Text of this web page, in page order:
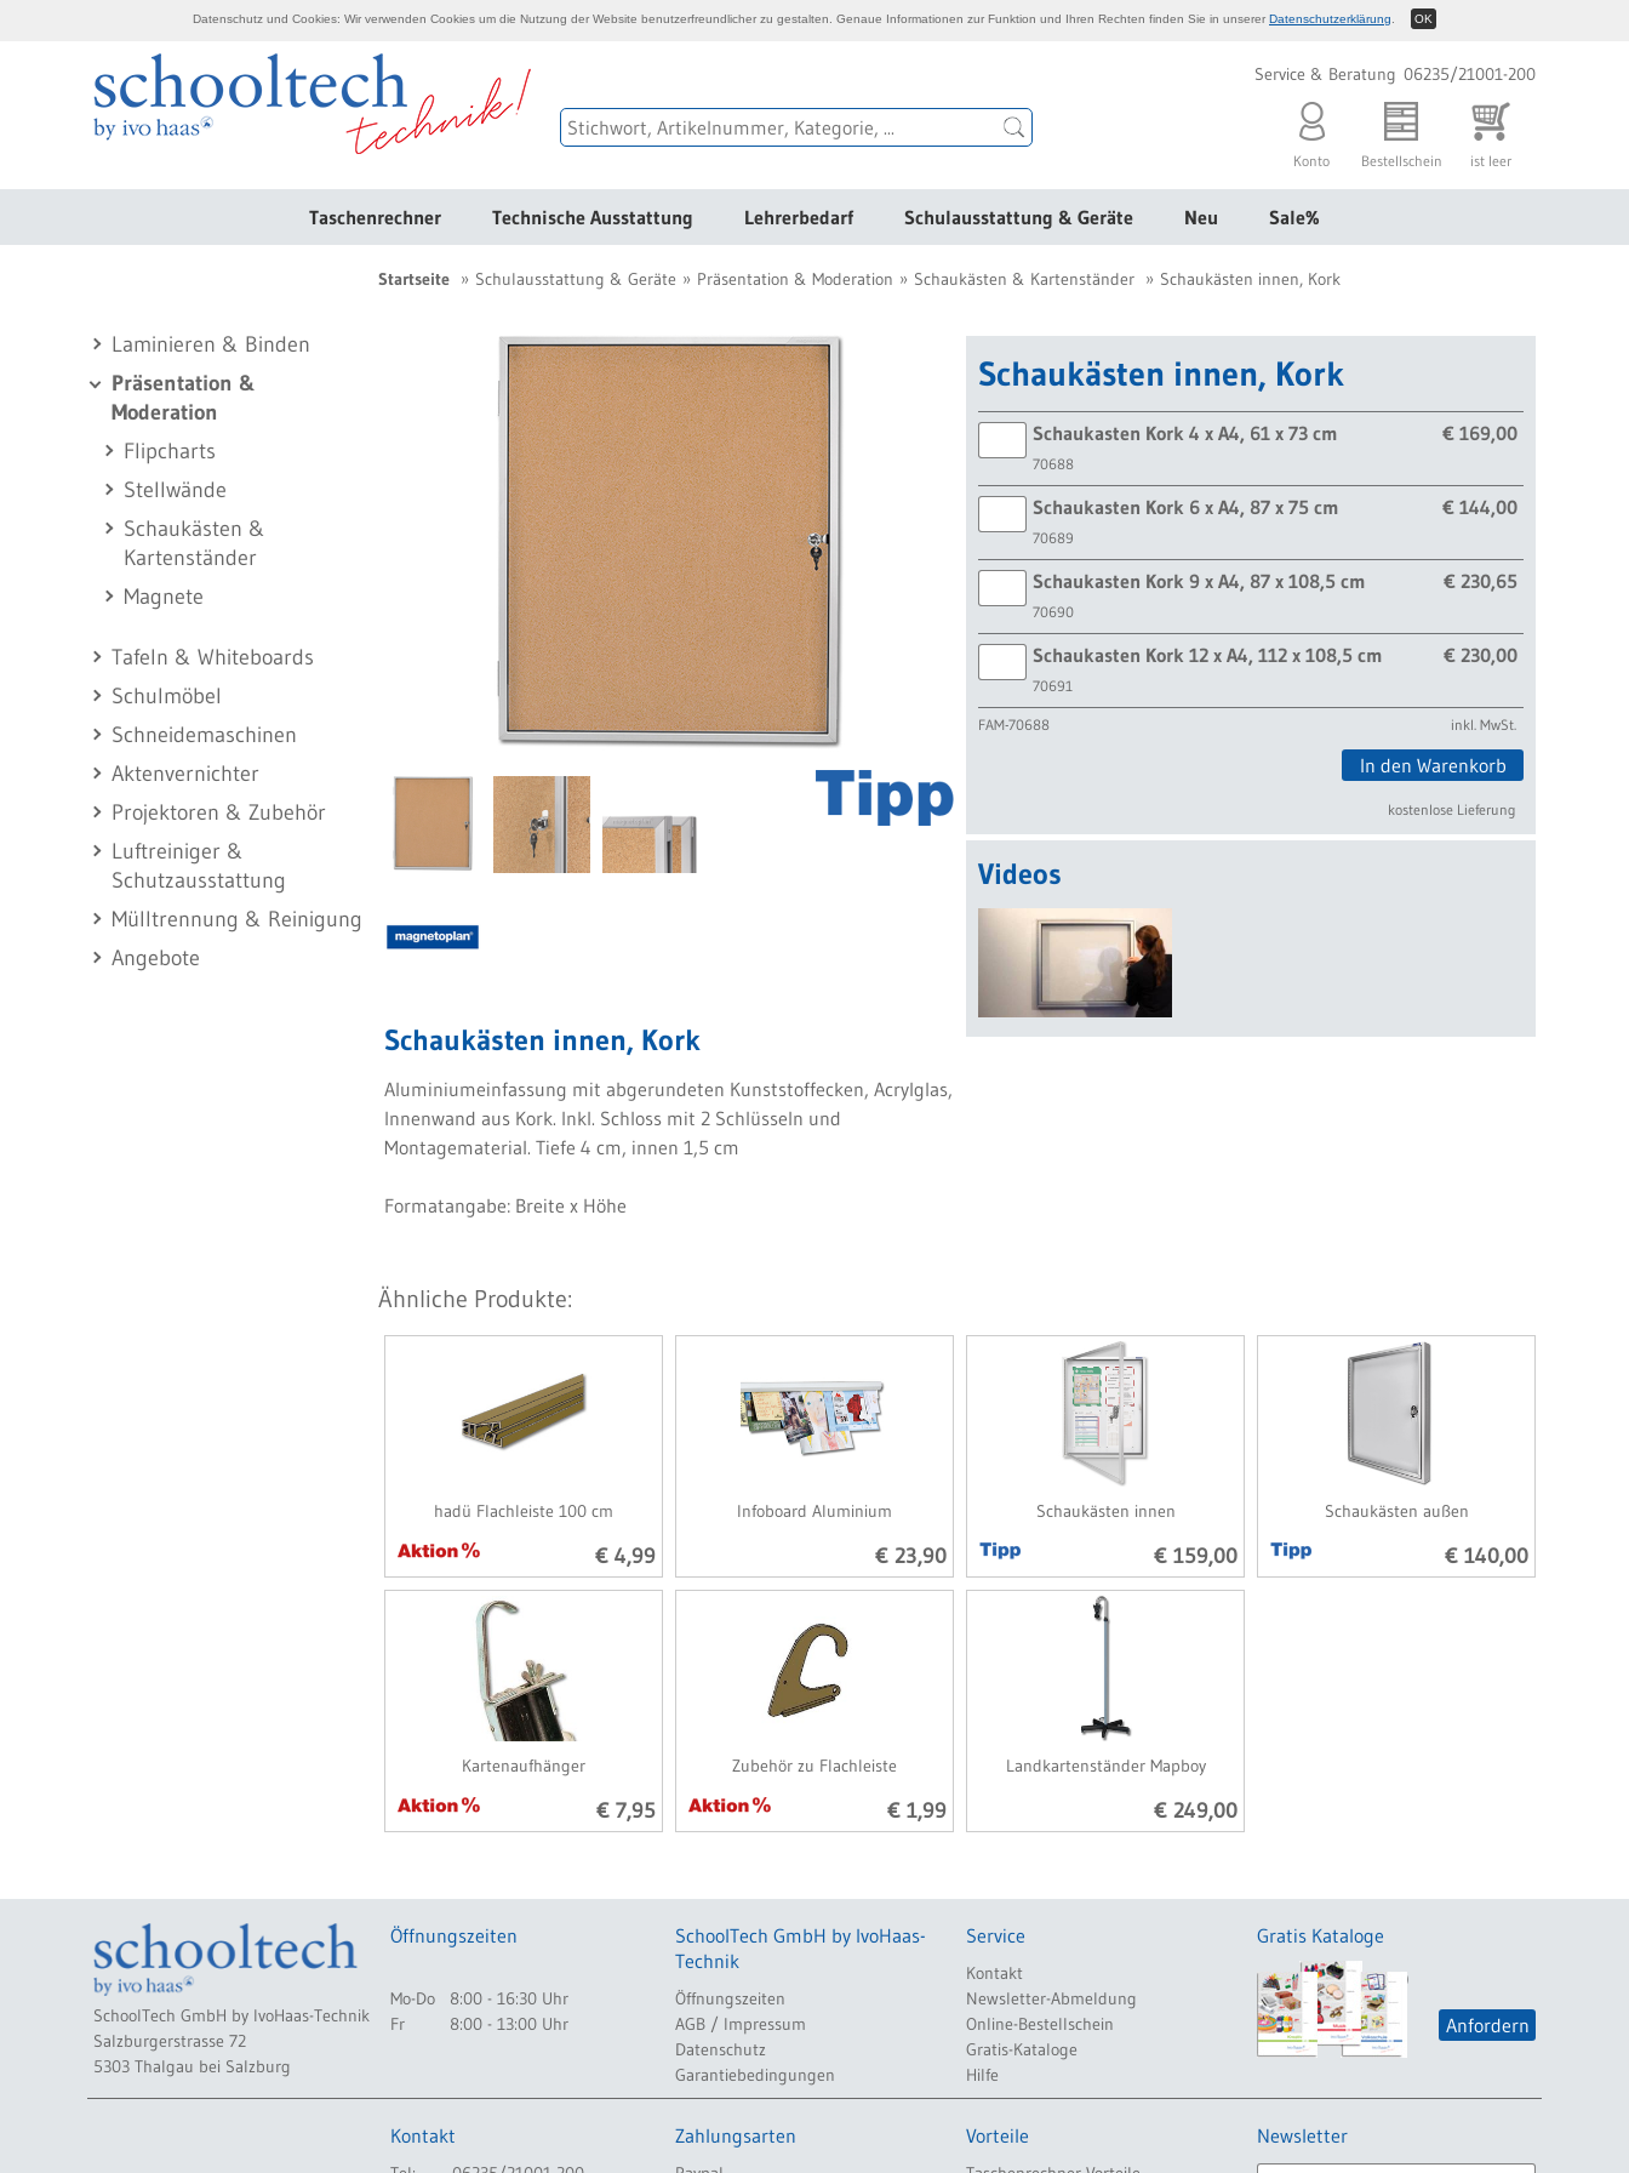
Service & Beratung 06235/21001-200
Konto Bestellschein ist leer
Taschenrechner Technische Ausstattung Lehrerbedarf Schulausstattung & Geräte Neu Sale%
Laminieren & Binden
Präsentation &
Moderation
Flipcharts
Stellwände
Schaukästen &
Kartenständer
Magnete
Tafeln & Whiteboards
Schulmöbel
Schneidemaschinen
Aktenvernichter
Projektoren & Zubehör
Luftreiniger &
Schutzausstattung
Mülltrennung & Reinigung
Angebote
Startseite Schulausstattung & Geräte Präsentation & Moderation Schaukästen & Kartenständer Schaukästen innen, Kork
Schaukästen innen, Kork
Schaukasten Kork 4 x A4, 61 x 73 cm
70688
€ 169,00
Schaukasten Kork 6 x A4, 87 x 75 cm
70689
€ 144,00
Schaukasten Kork 9 x A4, 87 x 108,5 cm
70690
€ 230,65
Schaukasten Kork 12 x A4, 112 x 108,5 cm
70691
€ 230,00
FAM-70688 inkl. MwSt.
In den Warenkorb
kostenlose Lieferung
Videos
Schaukästen innen, Kork
Aluminiumeinfassung mit abgerundeten Kunststoffecken, Acrylglas,
Innenwand aus Kork. Inkl. Schloss mit 2 Schlüsseln und
Montagematerial. Tiefe 4 cm, innen 1,5 cm
Formatangabe: Breite x Höhe
Ähnliche Produkte:
hadü Flachleiste 100 cm
€ 4,99
Infoboard Aluminium
€ 23,90
Schaukästen innen
€ 159,00
Schaukästen außen
€ 140,00
Kartenaufhänger
€ 7,95
Zubehör zu Flachleiste
€ 1,99
Landkartenständer Mapboy
€ 249,00
SchoolTech GmbH by IvoHaas-Technik
Salzburgerstrasse 72
5303 Thalgau bei Salzburg
Öffnungszeiten
Mo-Do
8:00 - 16:30 Uhr
Fr
8:00 - 13:00 Uhr
SchoolTech GmbH by IvoHaas-
Technik
Öffnungszeiten
AGB / Impressum
Datenschutz
Garantiebedingungen
Service
Kontakt
Newsletter-Abmeldung
Online-Bestellschein
Gratis-Kataloge
Hilfe
Gratis Kataloge
Anfordern
Kontakt Zahlungsarten Vorteile Newsletter
Datenschutz und Cookies: Wir verwenden Cookies um die Nutzung der Website benutzerfreundlicher zu gestalten. Genaue Informationen zur Funktion und Ihren Rechten finden Sie in unserer Datenschutzerklärung OK